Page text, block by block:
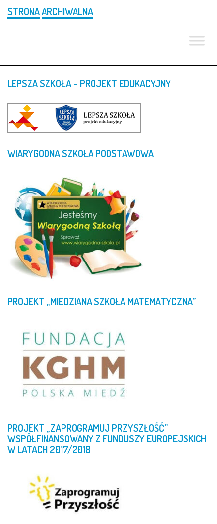
STRONAARCHIWALNA
LEPSZASZKOŁA– PROJEKT EDUKACYJNY
WIARYGODNASZKOŁAPODSTAWOWA
PROJEKT „MIEDZIANASZKOŁAMATEMATYCZNA”
PROJEKT „ZAPROGRAMUJ PRZYSZŁOŚĆ”
WSPÓŁFINANSOWANYZ FUNDUSZYEUROPEJSKICH
WLATACH2017/2018